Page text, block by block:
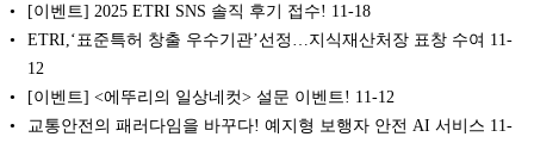
[이벤트] 2025 ETRI SNS 솔직 후기 접수! 11-18
ETRI,‘표준특허 창출 우수기관’선정…지식재산처장 표창 수여 11-
12
[이벤트] <에뚜리의 일상네컷> 설문 이벤트! 11-12
교통안전의 패러다임을 바꾸다! 예지형 보행자 안전 AI 서비스 11-